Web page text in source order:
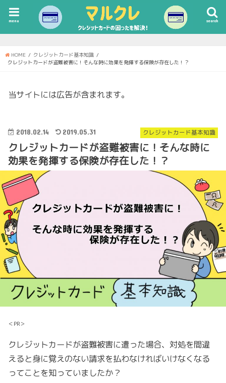
search
menu
HOME
クレジットカード基本知識
クレジットカードが盗難被害に！そんな時に効果を発揮する保険が存在した！？
当サイトには広告が含まれます。
クレジットカード基本知識
2018.02.14 2019.05.31
クレジットカードが盗難被害に！そんな時に
効果を発揮する保険が存在した！？
＜PR＞
クレジットカードが盗難被害に遭った場合、対処を間違
えると身に覚えのない請求を払わなければいけなくなる
ってことを知っていましたか？